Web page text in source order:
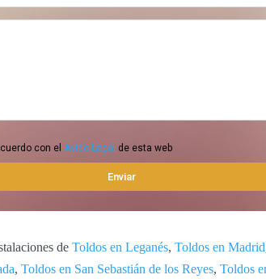
con el Aviso Legal de esta web
de Toldos en Leganés, Toldos en Madrid
, Toldos en San Sebastián de los Reyes, Toldos